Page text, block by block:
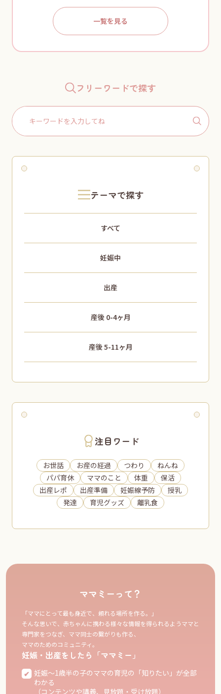
一覧を見る
フリーワードで探す
Search
for:
テーマで探す
すべて
妊娠中
出産
産後 0-4ヶ月
産後 5-11ヶ月
注目ワード
お世話 お産の経過 つわり
ねんね
パパ育休
ママのこと 体重
保活
出産レポ
出産準備 妊娠線予防
授乳
発達
育児グッズ 離乳食
ママミーって？
「ママにとって最も身近で、頼れる場所を作る。」
そんな思いで、赤ちゃんに携わる様々な情報を得られるようママと
専門家をつなぎ、ママ同士の繋がりも作る、
ママのためのコミュニティ。
妊娠・出産をしたら「ママミー」
妊娠〜1歳半の子のママの育児の「知りたい」が全部
わかる
（コンテンツや講義、見放題・受け放題）